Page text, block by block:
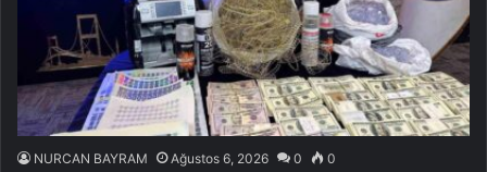
NURCAN BAYRAM Ağustos 6, 2026 0 0